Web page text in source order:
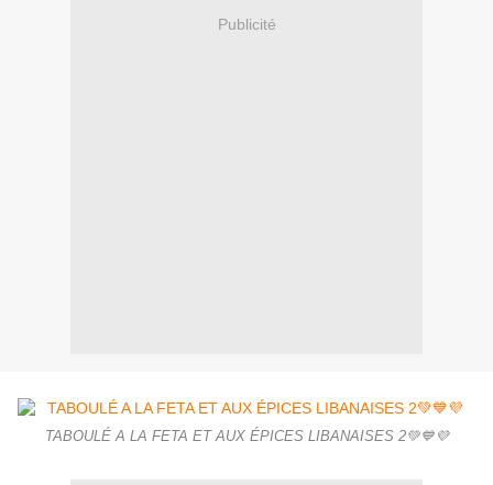
Publicité
TABOULÉ A LA FETA ET AUX ÉPICES LIBANAISES 2💚💙💜